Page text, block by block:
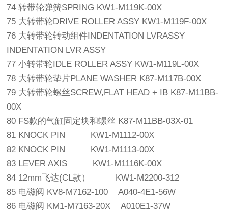
74 转带轮弹簧SPRING KW1-M119K-00X
75 大转带轮DRIVE ROLLER ASSY KW1-M119F-00X
76 大转带轮转动组件INDENTATION LVRASSY
INDENTATION LVR ASSY
77 小转带轮IDLE ROLLER ASSY KW1-M119L-00X
78 大转带轮垫片PLANE WASHER K87-M117B-00X
79 大转带轮螺丝SCREW,FLAT HEAD + IB K87-M11BB-
00X
80 FS款的气缸固定块和螺丝 K87-M11BB-03X-01
81 KNOCK PIN KW1-M1112-00X
82 KNOCK PIN KW1-M1113-00X
83 LEVER AXIS KW1-M1116K-00X
84 12mm飞达(CL款） KW1-M2200-312
85 电磁阀 KV8-M7162-100 A040-4E1-56W
86 电磁阀 KM1-M7163-20X A010E1-37W